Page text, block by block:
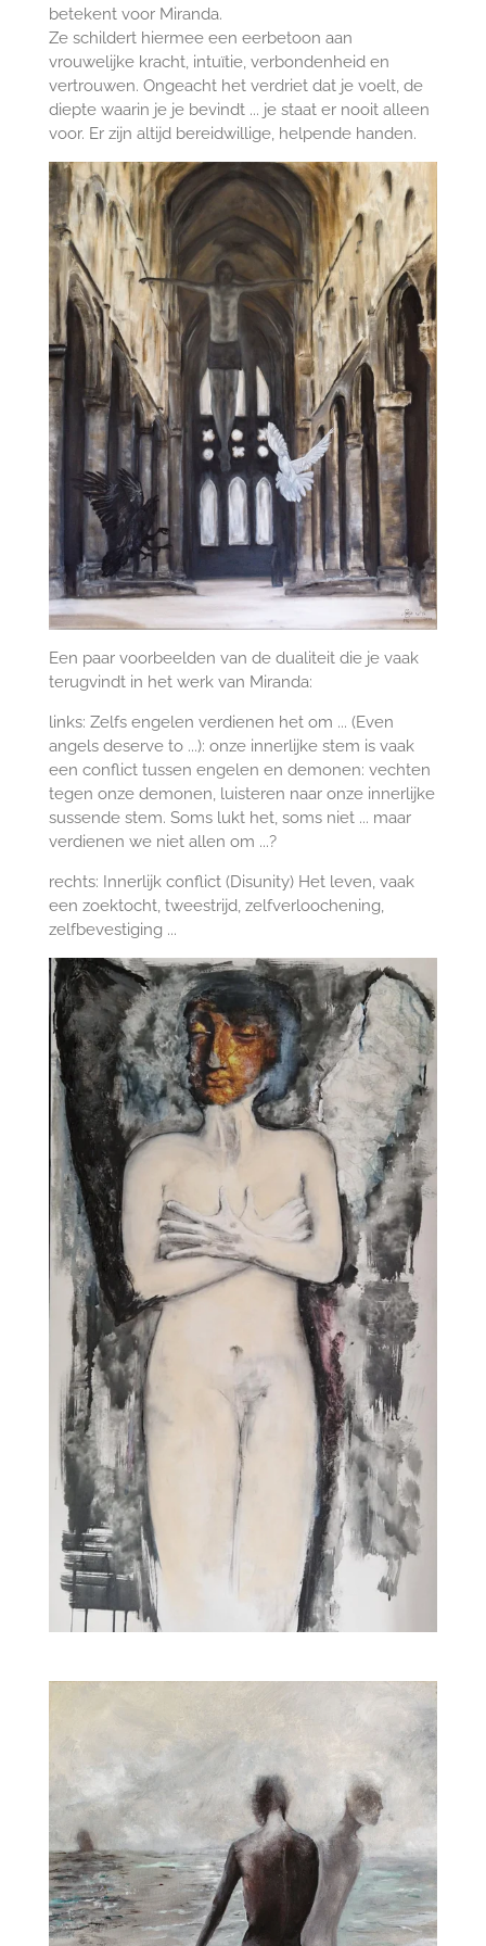
betekent voor Miranda.
Ze schildert hiermee een eerbetoon aan
vrouwelijke kracht, intuïtie, verbondenheid en
vertrouwen. Ongeacht het verdriet dat je voelt, de
diepte waarin je je bevindt ... je staat er nooit alleen
voor. Er zijn altijd bereidwillige, helpende handen.
Een paar voorbeelden van de dualiteit die je vaak
terugvindt in het werk van Miranda:
links: Zelfs engelen verdienen het om ... (Even
angels deserve to ...): onze innerlijke stem is vaak
een conflict tussen engelen en demonen: vechten
tegen onze demonen, luisteren naar onze innerlijke
sussende stem. Soms lukt het, soms niet ... maar
verdienen we niet allen om ...?
rechts: Innerlijk conflict (Disunity) Het leven, vaak
een zoektocht, tweestrijd, zelfverloochening,
zelfbevestiging ...